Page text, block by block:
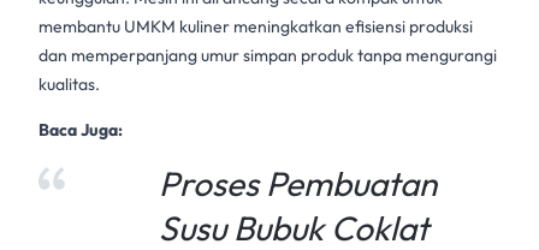
membantu UMKM kuliner meningkatkan efisiensi produksi
dan memperpanjang umur simpan produk tanpa mengurangi
kualitas.
Baca Juga:
Proses Pembuatan
Susu Bubuk Coklat